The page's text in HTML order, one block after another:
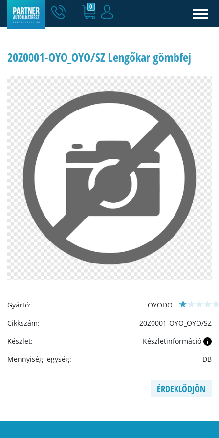
0
20Z0001-OYO_OYO/SZ Lengőkar gömbfej
Gyártó:
OYODO
Cikkszám:
20Z0001-OYO_OYO/SZ
Készlet:
Készletinformáció i
Mennyiségi egység: DB
ÉRDEKLŐDJÖN